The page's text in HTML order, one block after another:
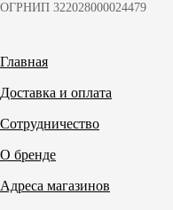
ОГРНИП 322028000024479
Главная
Доставка и оплата
Сотрудничество
О бренде
Адреса магазинов